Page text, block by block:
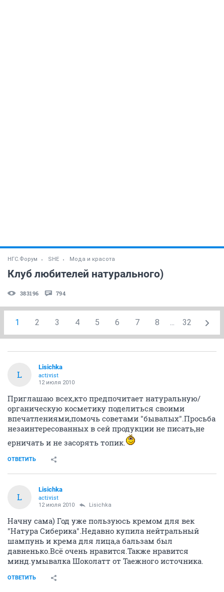
НГС.Форум SHE Мода и красота
Клуб любителей натурального)
383196 794
1 2 3 4 5 6 7 8 ... 32
L
Lisichka
activist
12 июля 2010
Приглашаю всех,кто предпочитает натуральную/
органическую косметику поделиться своими
впечатлениями,помочь советами "бывалых".Просьба
незаинтересованных в сей продукции не писать,не
ерничать и не засорять топик.
ОТВЕТИТЬ
L
Lisichka
activist
12 июля 2010 Lisichka
Начну сама) Год уже пользуюсь кремом для век
"Натура Сиберика".Недавно купила нейтральный
шампунь и крема для лица,а бальзам был
давненько.Всё очень нравится.Также нравится
минд.умывалка Шоколатт от Таежного источника.
ОТВЕТИТЬ